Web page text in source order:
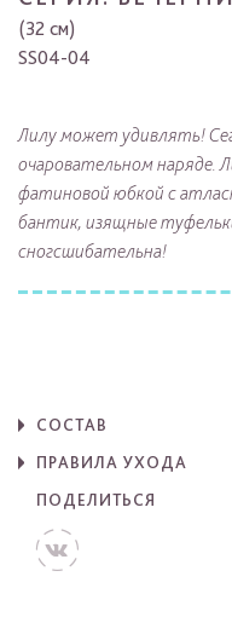
(32 см)
SS04-04
Лилу может удивлять!
очаровательном наряде.
фатиновой юбкой с
бантик, изящные
сногсшибательна!
СОСТАВ
ПРАВИЛА УХОДА
ПОДЕЛИТЬСЯ